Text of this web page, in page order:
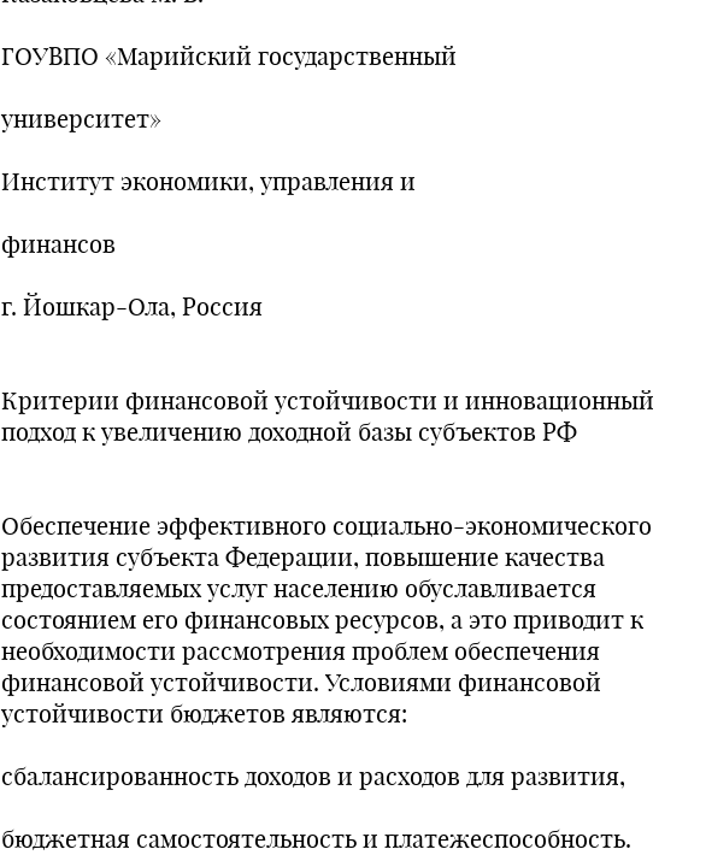
ГОУВПО «Марийский государственный
университет»
Институт экономики, управления и
финансов
г. Йошкар-Ола, Россия
Критерии финансовой устойчивости и инновационный
подход к увеличению доходной базы субъектов РФ
Обеспечение эффективного социально-экономического
развития субъекта Федерации, повышение качества
предоставляемых услуг населению обуславливается
состоянием его финансовых ресурсов, а это приводит к
необходимости рассмотрения проблем обеспечения
финансовой устойчивости. Условиями финансовой
устойчивости бюджетов являются:
сбалансированность доходов и расходов для развития,
бюджетная самостоятельность и платежеспособность.